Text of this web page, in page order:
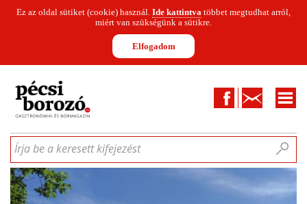
Ez az oldal sütiket (cookie) használ. Ide kattintva többet megtudhat arról,
miért van szükségünk a sütikre.
Elfogadom
FacebookKapcsolat
CIKKEKHÍREKINFOGRAFIKÁKMUNKATÁRSAKWINESOFA
Írja be a keresett kifejezést